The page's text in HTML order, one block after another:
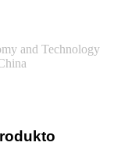
and Technology